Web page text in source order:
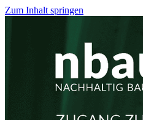
Zum Inhalt springen